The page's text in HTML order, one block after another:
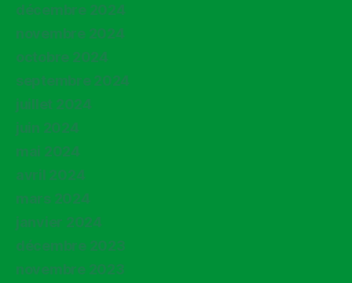
décembre 2024
novembre 2024
octobre 2024
septembre 2024
juillet 2024
juin 2024
mai 2024
avril 2024
mars 2024
janvier 2024
décembre 2023
novembre 2023